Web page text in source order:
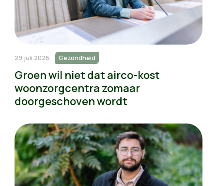
29 juli 2026 Gezondheid
Groen wil niet dat airco-kost
woonzorgcentra zomaar
doorgeschoven wordt